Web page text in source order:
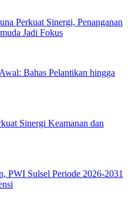
Perkuat Sinergi, Penanganan
Jadi Fokus
Bahas Pelantikan hingga
Sinergi Keamanan dan
PWI Sulsel Periode 2026-2031